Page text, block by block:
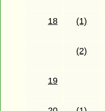
18
(1)
(2)
19